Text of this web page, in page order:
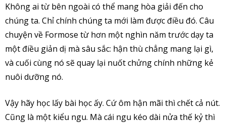
Không ai từ bên ngoài có thể mang hòa giải đến cho
chúng ta. Chỉ chính chúng ta mới làm được điều đó. Câu
chuyện về Formose từ hơn một nghìn năm trước dạy ta
một điều giản dị mà sâu sắc: hận thù chẳng mang lại gì,
và cuối cùng nó sẽ quay lại nuốt chửng chính những kẻ
nuôi dưỡng nó.
Vậy hãy học lấy bài học ấy. Cứ ôm hận mãi thì chết cả nút.
Cũng là một kiểu ngu. Mà cái ngu kéo dài nửa thế kỷ thì